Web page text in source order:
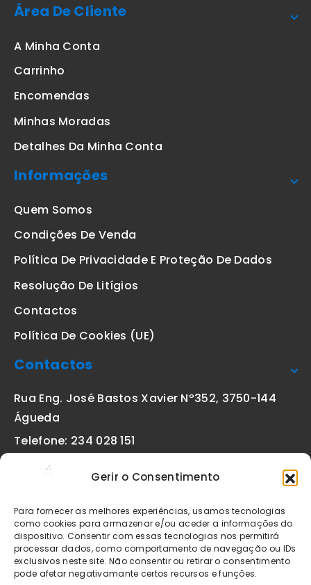
Gerir o Consentimento
Para fornecer as melhores experiências, usamos tecnologias
como cookies para armazenar e/ou aceder a informações do
dispositivo. Consentir com essas tecnologias nos permitirá
processar dados, como comportamento de navegação ou IDs
exclusivos neste site. Não consentir ou retirar o consentimento
pode afetar negativamante certos recursos e funções.
Área De Cliente
A Minha Conta
Carrinho
Encomendas
Minhas Moradas
Detalhes Da Minha Conta
Informações
Quem Somos
Condições De Venda
Política De Privacidade E Proteção De Dados
Resolução De Litígios
Contactos
Política De Cookies (UE)
Contactos
Rua Eng. José Bastos Xavier Nº352, 3750-144
Águeda
Telefone: 234 028 151
geral@etiquetas-online.pt
Os preços indicados incluem IVA à taxa legal em vigor. Todos
os artigos apresentados no site encontram-se sujeitos à
disponibilidade de stock após confirmação da encomenda. As